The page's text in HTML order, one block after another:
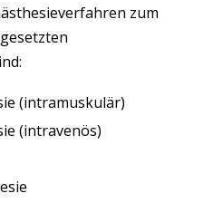
zum
(intramuskulär)
(intravenös)